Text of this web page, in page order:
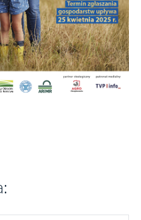
prezentujących nasze
komunikatów mediów